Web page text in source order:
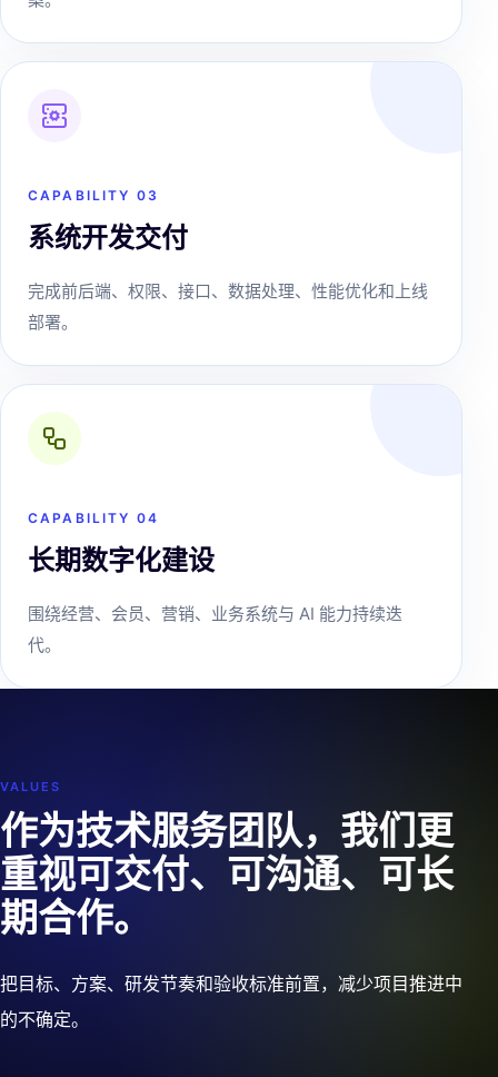
CAPABILITY 0 3
系统开发交付
完成前后端、权限、接口、数据处理、性能优化和上线
部署。
CAPABILITY 04
长期数字化建设
围绕经营、会员、营销、业务系统与 AI 能力持续迭
代。
VALUES
作为技术服务团队，我们更
重视可交付、可沟通、可长
期合作。
把目标、方案、研发节奏和验收标准前置，减少项目推进中
的不确定。